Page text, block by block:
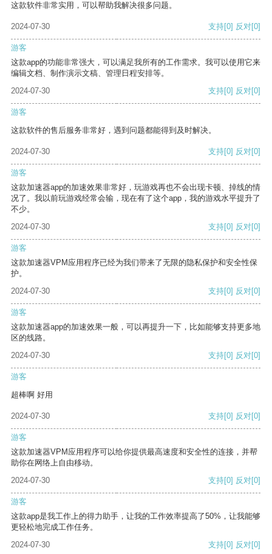
这款软件非常实用，可以帮助我解决很多问题。
2024-07-30 支持[0] 反对[0]
游客
这款app的功能非常强大，可以满足我所有的工作需求。我可以使用它来
编辑文档、制作演示文稿、管理日程安排等。
2024-07-30
支持[0] 反对[0]
游客
这款软件的售后服务非常好，遇到问题都能得到及时解决。
2024-07-30 支持[0] 反对[0]
游客
这款加速器app的加速效果非常好，玩游戏再也不会出现卡顿、掉线的情
况了。我以前玩游戏经常会输，现在有了这个app，我的游戏水平提升了
不少。
2024-07-30
支持[0] 反对[0]
游客
这款加速器VPM应用程序已经为我们带来了无限的隐私保护和安全性保
护。
2024-07-30
支持[0] 反对[0]
游客
这款加速器app的加速效果一般，可以再提升一下，比如能够支持更多地
区的线路。
2024-07-30
支持[0] 反对[0]
游客
超棒啊 好用
2024-07-30 支持[0] 反对[0]
游客
这款加速器VPM应用程序可以给你提供最高速度和安全性的连接，并帮
助你在网络上自由移动。
2024-07-30
支持[0] 反对[0]
游客
这款app是我工作上的得力助手，让我的工作效率提高了50%，让我能够
更轻松地完成工作任务。
2024-07-30
支持[0] 反对[0]